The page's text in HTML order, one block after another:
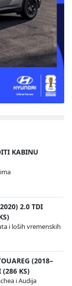
KABINU
2.0 TDI
i loših vremenskih
(2018–
(286 KS)
i Audija